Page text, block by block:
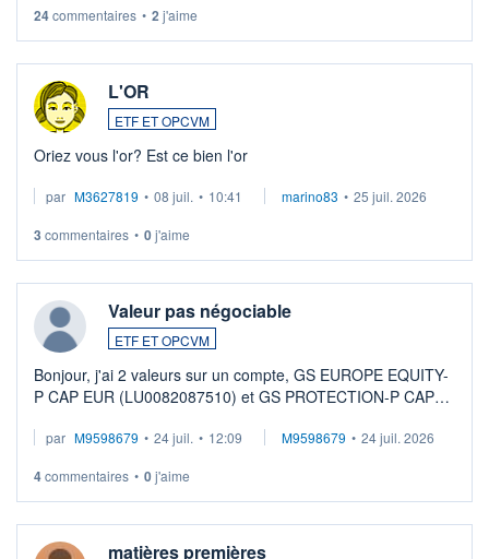
24commentaires • 2 j'aime
L'OR
ETF ET OPCVM
Oriez vous l'or? Est ce bien l'or
par M3627819 • 08 juil. • 10:41 marino83 • 25 juil. 2026
3 commentaires • 0j'aime
Valeur pas négociable
ETF ET OPCVM
Bonjour, j'ai 2 valeurs sur un compte, GS EUROPE EQUITY-
P CAP EUR (LU0082087510) et GS PROTECTION-P CAP
veux procéder à la vente, on me signale ...
par M9598679 • 24 juil. • 12:09 M9598679 • 24 juil. 2026
4commentaires • 0j'aime
matières premières